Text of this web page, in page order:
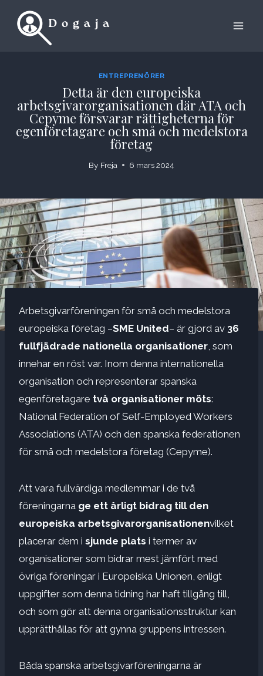
ENTREPRENÖRER
Detta är den europeiska
arbetsgivarorganisationen där ATA och
Cepyme försvarar rättigheterna för
egenföretagare och små och medelstora
företag
By Freja 6 mars 2024
Arbetsgivarföreningen för små och medelstora
europeiska företag –SME United– är gjord av 36
fullfjädrade nationella organisationer , som
innehar en röst var. Inom denna internationella
organisation och representerar spanska
egenföretagare två organisationer möts:
National Federation of Self-Employed Workers
Associations (ATA) och den spanska federationen
för små och medelstora företag (Cepyme).
Att vara fullvärdiga medlemmar i de två
föreningarna ge ett årligt bidrag till den
europeiska arbetsgivarorganisationenvilket
placerar dem i sjunde plats i termer av
organisationer som bidrar mest jämfört med
övriga föreningar i Europeiska Unionen, enligt
uppgifter som denna tidning har haft tillgång till,
och som gör att denna organisationsstruktur kan
upprätthållas för att gynna gruppens intressen.
Båda spanska arbetsgivarföreningarna är